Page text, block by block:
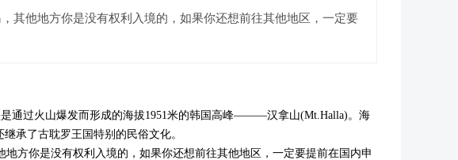
其他地方你是没有权利入境的，如果你还想前往其他地区，一定要
通过火山爆发而形成的海拔1951米的韩国高峰———汉拿山(Mt.Halla)。海
承了古耽罗王国特别的民俗文化。
方你是没有权利入境的，如果你还想前往其他地区，一定要提前在国内申